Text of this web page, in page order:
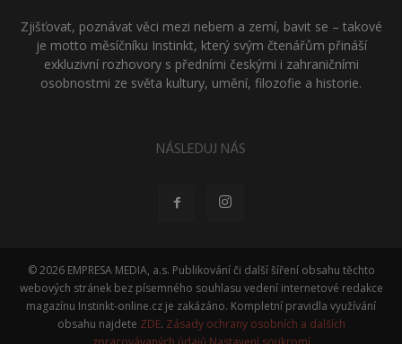
Zjišťovat, poznávat věci mezi nebem a zemí, bavit se – takové
je motto měsíčníku Instinkt, který svým čtenářům přináší
exkluzivní rozhovory s předními českými i zahraničními
osobnostmi ze světa kultury, umění, filozofie a historie.
NÁSLEDUJ NÁS
© 2026 EMPRESA MEDIA, a.s. Publikování či další šíření obsahu těchto
webových stránek bez písemného souhlasu vedení internetové redakce
magazínu Instinkt-online.cz je zakázáno. Kompletní pravidla využívání
obsahu najdete ZDE. Zásady ochrany osobních a dalších